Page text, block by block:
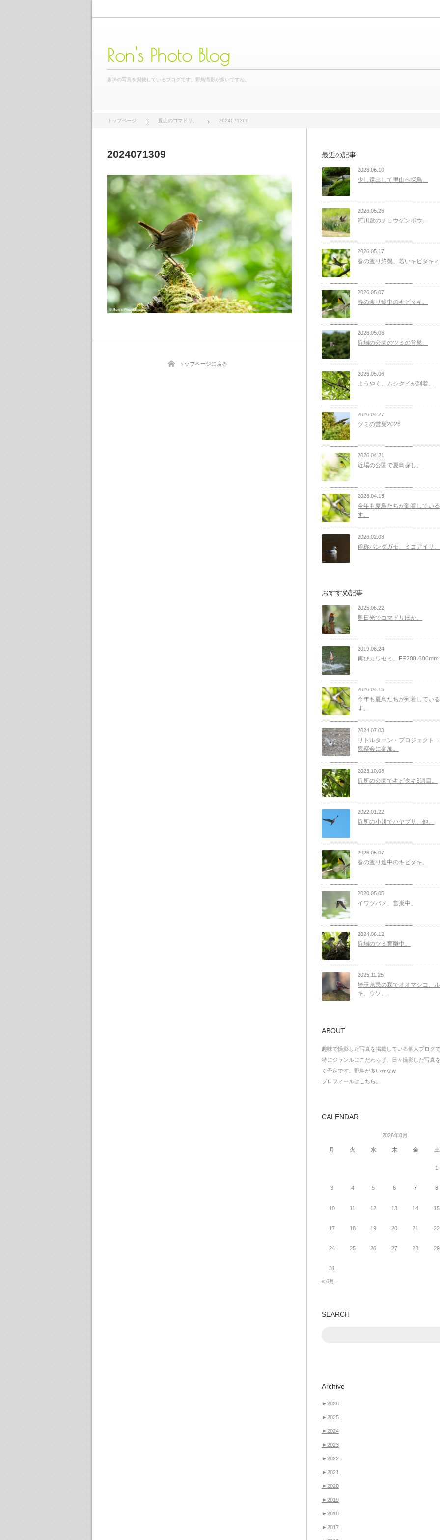
Ron's Photo Blog
趣味の写真を掲載しているブログです。野鳥撮影が多いですね。
トップページ 夏山のコマドリ。 2024071309
2024071309
トップページに戻る
最近の記事
2026.06.10
少し遠出して里山へ探鳥。
2026.05.26
河川敷のチョウゲンボウ。
2026.05.17
春の渡り終盤、若いキビタキ♂
2026.05.07
春の渡り途中のキビタキ。
2026.05.06
近場の公園のツミの営巣。
2026.05.06
ようやく、ムシクイが到着。
2026.04.27
ツミの営巣2026
2026.04.21
近場の公園で夏鳥探し。
2026.04.15
今年も夏鳥たちが到着してい
す。
2026.02.08
俗称パンダガモ、ミコアイサ。
おすすめ記事
2025.06.22
奥日光でコマドリほか。
2019.08.24
再びカワセミ、FE200-600mm
2026.04.15
今年も夏鳥たちが到着してい
す。
2024.07.03
リトルターン・プロジェクト
観察会に参加。
2023.10.08
近所の公園でキビタキ3週目。
2022.01.22
近所の小川でハヤブサ、他。
2026.05.07
春の渡り途中のキビタキ。
2020.05.05
イワツバメ、営巣中。
2024.06.12
近場のツミ育雛中。
2025.11.25
埼玉県民の森でオオマシコ、
キ、ウソ。
ABOUT
趣味で撮影した写真を掲載している個人ブログで
特にジャンルにこだわらず、日々撮影した写真
く予定です。野鳥が多いかなw
プロフィールはこちら。
CALENDAR
2026年8月
月 火 水 木 金 土
1
3 4 5 6 7 8
10 11 12 13 14 15
17 18 19 20 21 22
24 25 26 27 28 29
31
« 6月
SEARCH
Archive
►2026
►2025
►2024
►2023
►2022
►2021
►2020
►2019
►2018
►2017